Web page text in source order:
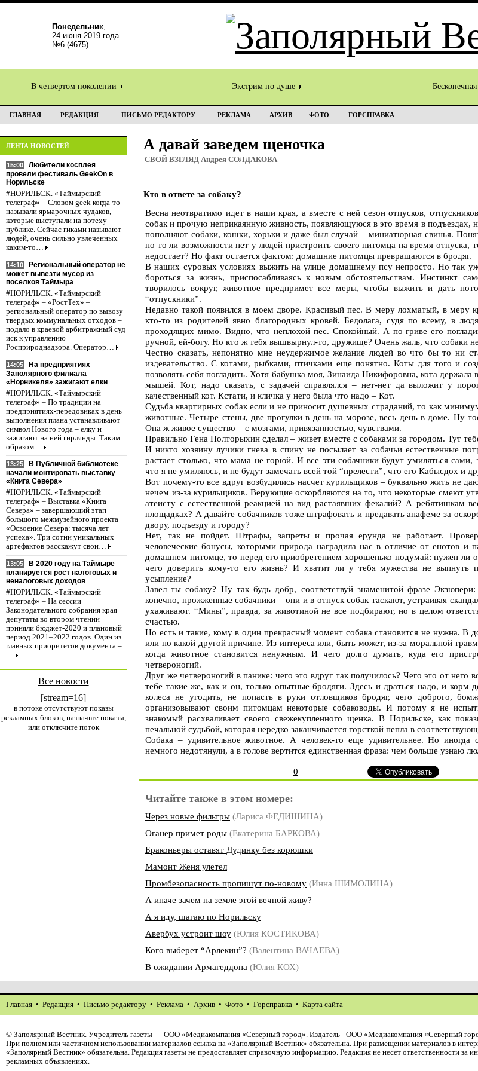
Понедельник,
24 июня 2019 года
№6 (4675)
В четвертом поколении Экстрим по душе
ГЛАВНАЯ РЕДАКЦИЯ ПИСЬМО РЕДАКТОРУ РЕКЛАМА АРХИВ ФОТО ГОРСПРАВКА
ЛЕНТА НОВОСТЕЙ
15:00
Любители косплея
провели фестиваль GeekOn в
Норильске
#НОРИЛЬСК. «Таймырский
телеграф» – Словом geek когда-то
называли ярмарочных чудаков,
которые выступали на потеху
публике. Сейчас гиками называют
людей, очень сильно увлеченных
каким-то…
14:10
Региональный оператор не
может вывезти мусор из
поселков Таймыра
#НОРИЛЬСК. «Таймырский
телеграф» – «РостТех» –
региональный оператор по вывозу
твердых коммунальных отходов –
подало в краевой арбитражный суд
иск к управлению
Росприроднадзора. Оператор…
14:05
На предприятиях
Заполярного филиала
«Норникеля» зажигают елки
#НОРИЛЬСК. «Таймырский
телеграф» – По традиции на
предприятиях-передовиках в день
выполнения плана устанавливают
символ Нового года – елку и
зажигают на ней гирлянды. Таким
образом…
13:25
В Публичной библиотеке
начали монтировать выставку
«Книга Севера»
#НОРИЛЬСК. «Таймырский
телеграф» – Выставка «Книга
Севера» – завершающий этап
большого межмузейного проекта
«Освоение Севера: тысяча лет
успеха». Три сотни уникальных
артефактов расскажут свои…
13:05
В 2020 году на Таймыре
планируется рост налоговых и
неналоговых доходов
#НОРИЛЬСК. «Таймырский
телеграф» – На сессии
Законодательного собрания края
депутаты во втором чтении
приняли бюджет-2020 и плановый
период 2021–2022 годов. Один из
главных приоритетов документа –
…
Все новости
[stream=16]
в потоке отсутствуют показы
рекламных блоков, назначьте показы,
или отключите поток
А давай заведем щеночка
СВОЙ ВЗГЛЯД Андрея СОЛДАКОВА
Кто в ответе за собаку?
Весна неотвратимо идет в наши края, а вместе с ней сезон отпусков,
собак и прочую неприкаянную живность, появляющуюся в это время в подъездах,
пополняют собаки, кошки, хорьки и даже был случай – миниатюрная свинья.
но то ли возможности нет у людей пристроить своего питомца на время отпуска,
недостает? Но факт остается фактом: домашние питомцы превращаются в бродяг.
В наших суровых условиях выжить на улице домашнему псу непросто. Но так
бороться за жизнь, приспосабливаясь к новым обстоятельствам. Инстинкт
творилось вокруг, животное предпримет все меры, чтобы выжить и дать
“отпускники”.
Недавно такой появился в моем дворе. Красивый пес. В меру лохматый, в меру
кто-то из родителей явно благородных кровей. Бедолага, судя по всему, в
проходящих мимо. Видно, что неплохой пес. Спокойный. А по гриве его
ручной, ей-богу. Но кто ж тебя вышвырнул-то, дружище? Очень жаль, что собаки
Честно сказать, непонятно мне неудержимое желание людей во что бы то ни
издевательство. С котами, рыбками, птичками еще понятно. Коты для того и
позволять себя погладить. Хотя бабушка моя, Зинаида Никифоровна, кота держала
мышей. Кот, надо сказать, с задачей справлялся – нет-нет да выложит у
качественный кот. Кстати, и кличка у него была что надо – Кот.
Судьба квартирных собак если и не приносит душевных страданий, то как
животные. Четыре стены, две прогулки в день на морозе, весь день в доме. Ну
Она ж живое существо – с мозгами, привязанностью, чувствами.
Правильно Гена Полторыхин сделал – живет вместе с собаками за городом. Тут
И никто хозяину лучики гнева в спину не посылает за собачьи естественные
растает столько, что мама не горюй. И все эти собачники будут умиляться сами,
что я не умиляюсь, и не будут замечать всей той “прелести”, что его Кабысдох и
Вот почему-то все вдруг возбудились насчет курильщиков – буквально жить не
нечем из-за курильщиков. Верующие оскорбляются на то, что некоторые смеют
атеисту с естественной реакцией на вид растаявших фекалий? А ребятишкам
площадках? А давайте собачников тоже штрафовать и предавать анафеме за
двору, подъезду и городу?
Нет, так не пойдет. Штрафы, запреты и прочая ерунда не работает.
человеческие бонусы, которыми природа наградила нас в отличие от енотов и
домашнем питомце, то перед его приобретением хорошенько подумай: нужен ли
чего доверить кому-то его жизнь? И хватит ли у тебя мужества не выпнуть
усыпление?
Завел ты собаку? Ну так будь добр, соответствуй знаменитой фразе
конечно, прожженные собачники – они и в отпуск собак таскают, устраивая
ухаживают. “Мины”, правда, за животиной не все подбирают, но в целом
счастью.
Но есть и такие, кому в один прекрасный момент собака становится не нужна. В
или по какой другой причине. Из интереса или, быть может, из-за моральной
когда животное становится ненужным. И чего долго думать, куда его
четвероногий.
Друг же четвероногий в панике: чего это вдруг так получилось? Чего это от него
тебе такие же, как и он, только опытные бродяги. Здесь и драться надо, и корм
колеса не угодить, не попасть в руки отловщиков бродяг, чего доброго,
организовывают своим питомцам некоторые собаководы. И потому я не
знакомый расхваливает своего свежекупленного щенка. В Норильске, как
печальной судьбой, которая нередко заканчивается горсткой пепла в
Собака – удивительное животное. А человек-то еще удивительнее. Но иногда
немного недотянули, а в голове вертится единственная фраза: чем больше узнаю
0
Читайте также в этом номере:
Через новые фильтры (Лариса ФЕДИШИНА)
Оганер примет роды (Екатерина БАРКОВА)
Браконьеры оставят Дудинку без корюшки
Мамонт Женя улетел
Промбезопасность пропишут по-новому (Инна ШИМОЛИНА)
А иначе зачем на земле этой вечной живу?
А я иду, шагаю по Норильску
Авербух устроит шоу (Юлия КОСТИКОВА)
Кого выберет “Арлекин”? (Валентина ВАЧАЕВА)
В ожидании Армагеддона (Юлия КОХ)
Главная • Редакция • Письмо редактору • Реклама • Архив • Фото • Горсправка • Карта сайта
© Заполярный Вестник. Учредитель газеты — ООО «Медиакомпания «Северный город». Издатель - ООО «Медиакомпания «Северный
При полном или частичном использовании материалов ссылка на «Заполярный Вестник» обязательна. При размещении материалов в
«Заполярный Вестник» обязательна. Редакция газеты не предоставляет справочную информацию. Редакция не несет ответственности
рекламных объявлениях.